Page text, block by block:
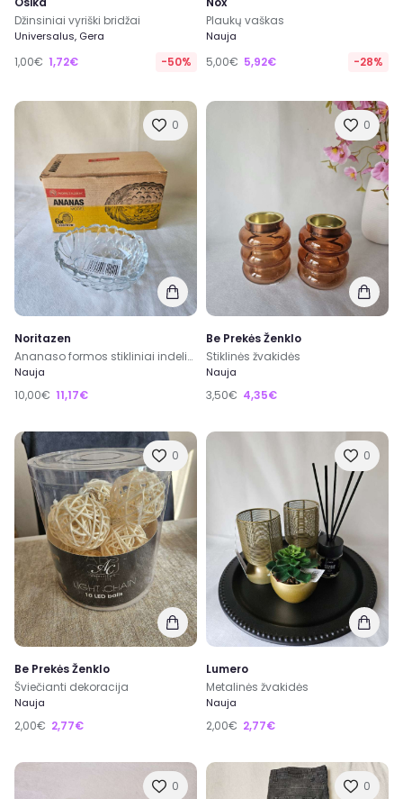
Džinsiniai vyriški bridžai
Universalus, Gera
1,00€ 1,72€ -50%
Plaukų vaškas
Nauja
5,00€ 5,92€ -28%
0
Noritazen
Ananaso formos stikliniai indeliai
Nauja
10,00€ 11,17€
0
Be Prekės Ženklo
Stiklinės žvakidės
Nauja
3,50€ 4,35€
0
Be Prekės Ženklo
Šviečianti dekoracija
Nauja
2,00€ 2,77€
0
Lumero
Metalinės žvakidės
Nauja
2,00€ 2,77€
0 0